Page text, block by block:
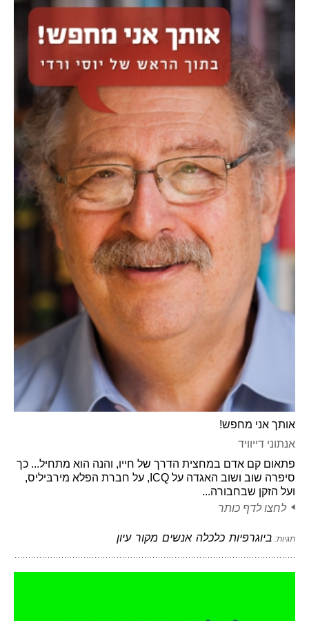
אותך אני מחפש!
אנתוני דייוויד
פתאום קם אדם במחצית הדרך של חייו, והנה הוא מתחיל... כך
סיפרה שוב ושוב האגדה על ICQ, על חברת הפלא מירבּיליס,
ועל הזקן שבחבורה...
לחצו לדף כותר
תגיות: ביוגרפיות כלכלה אנשים מקור עיון